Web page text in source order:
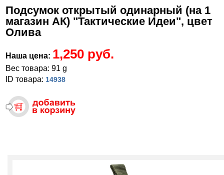
Подсумок открытый одинарный (на 1
магазин АК) "Тактические Идеи", цвет
Олива
Наша цена: 1,250 руб.
Вес товара: 91 g
ID товара: 14938